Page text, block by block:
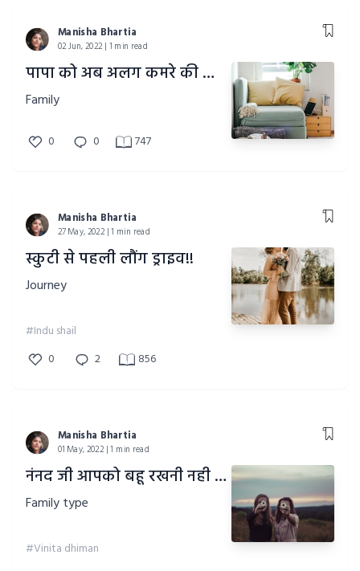
Manisha Bhartia
02 Jun, 2022 | 1 min read
पापा को अब अलग कमरे की क्या जरूरत है!!
Family
0 0 747
Manisha Bhartia
27 May, 2022 | 1 min read
स्कुटी से पहली लौंग ड्राइव!!
Journey
#Indu shail
0
2 856
Manisha Bhartia
01 May, 2022 | 1 min read
नंनद जी आपको बहू रखनी नही आती!!
Family type
#Vinita dhiman